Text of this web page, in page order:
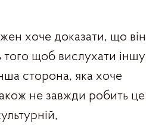
хоче доказати, що він
того щоб вислухати іншу
сторона, яка хоче
не завжди робить це